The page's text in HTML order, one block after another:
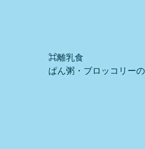
⌘離乳食
ぱん粥・ブロッコリー